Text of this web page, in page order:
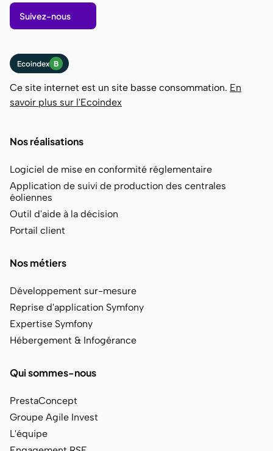
Suivez-nous
Ecoindex B
Ce site internet est un site basse consommation. En
savoir plus sur l'Ecoindex
Nos réalisations
Logiciel de mise en conformité réglementaire
Application de suivi de production des centrales
éoliennes
Outil d'aide à la décision
Portail client
Nos métiers
Développement sur-mesure
Reprise d'application Symfony
Expertise Symfony
Hébergement & Infogérance
Qui sommes-nous
PrestaConcept
Groupe Agile Invest
L'équipe